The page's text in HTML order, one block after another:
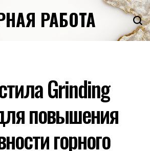
РАБОТА
Grinding
повышения
горного